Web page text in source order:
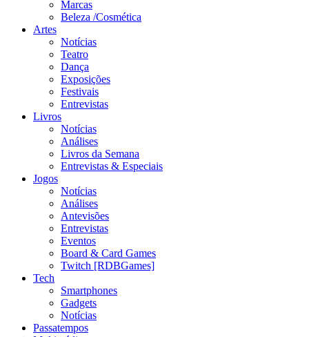
Marcas
Beleza /Cosmética
Artes
Notícias
Teatro
Dança
Exposições
Festivais
Entrevistas
Livros
Notícias
Análises
Livros da Semana
Entrevistas & Especiais
Jogos
Notícias
Análises
Antevisões
Entrevistas
Eventos
Board & Card Games
Twitch [RDBGames]
Tech
Smartphones
Gadgets
Notícias
Passatempos